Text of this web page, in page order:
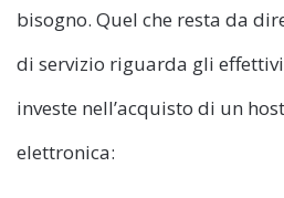
bisogno. Quel che resta da
di servizio riguarda gli effettivi
investe nell’acquisto di un
elettronica: